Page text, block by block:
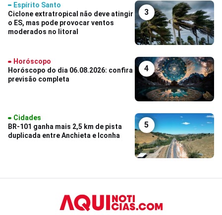
3
Espírito Santo
Ciclone extratropical não deve atingir
o ES, mas pode provocar ventos
moderados no litoral
4
Horóscopo
Horóscopo do dia 06.08.2026: confira
previsão completa
5
Cidades
BR-101 ganha mais 2,5 km de pista
duplicada entre Anchieta e Iconha